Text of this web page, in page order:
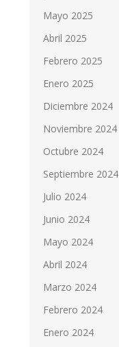
Mayo 2025
Abril 2025
Febrero 2025
Enero 2025
Diciembre 2024
Noviembre 2024
Octubre 2024
Septiembre 2024
Julio 2024
Junio 2024
Mayo 2024
Abril 2024
Marzo 2024
Febrero 2024
Enero 2024